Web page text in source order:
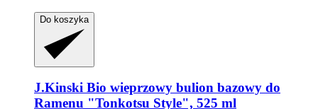
Do koszyka
J.Kinski Bio wieprzowy bulion bazowy do
Ramenu "Tonkotsu Style", 525 ml